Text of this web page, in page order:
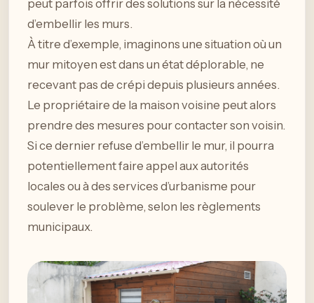
peut parfois offrir des solutions sur la nécessité
d’embellir les murs.
À titre d’exemple, imaginons une situation où un
mur mitoyen est dans un état déplorable, ne
recevant pas de crépi depuis plusieurs années.
Le propriétaire de la maison voisine peut alors
prendre des mesures pour contacter son voisin.
Si ce dernier refuse d’embellir le mur, il pourra
potentiellement faire appel aux autorités
locales ou à des services d’urbanisme pour
soulever le problème, selon les règlements
municipaux.